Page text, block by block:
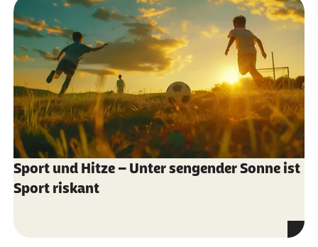
Sport und Hitze – Unter sengender Sonne ist
Sport riskant